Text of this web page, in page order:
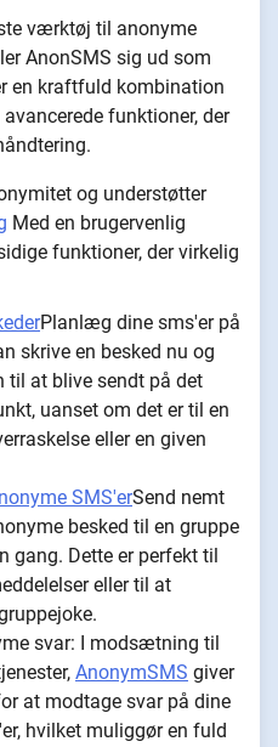
værktøj til anonyme
AnonSMS sig ud som
en kraftfuld kombination
funktioner, der
og understøtter
Med en brugervenlig
funktioner, der virkelig
Planlæg dine sms'er på
skrive en besked nu og
til at blive sendt på det
uanset om det er til en
eller en given
SMS'erSend nemt
besked til en gruppe
gang. Dette er perfekt til
eller til at
svar: I modsætning til
AnonymSMS giver
at modtage svar på dine
hvilket muliggør en fuld